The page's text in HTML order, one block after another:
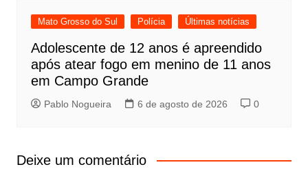
Mato Grosso do Sul Polícia Últimas notícias
Adolescente de 12 anos é apreendido
após atear fogo em menino de 11 anos
em Campo Grande
Pablo Nogueira 6 de agosto de 2026 0
Deixe um comentário